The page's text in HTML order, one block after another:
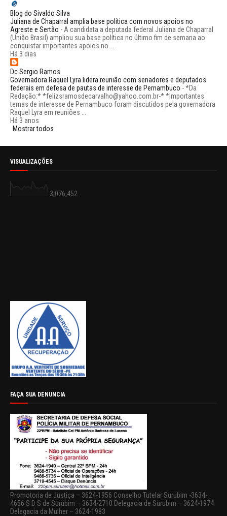
Blog do Sivaldo Silva
Juliana de Chaparral amplia base política com novos apoios no
Agreste e Sertão - A candidata a deputada federal Juliana de Chaparral
(União Brasil) ampliou sua base política no último fim de semana ao
conquistar importantes apoios no ...
Há 3 dias
Dc Sergio Ramos
Governadora Raquel Lyra lidera reunião com senadores e deputados
federais em defesa de pautas de interesse de Pernambuco -*Da
Redação:* *felizsramosdecarvalho@yahoo.com.br-* *Importantes
temas de interesse de Pernambuco foram discutidos pela governadora
Raquel Lyra em reuniões ...
Há 3 anos
Mostrar todos
VISUALIZAÇÕES
3,076,452
FAÇA SUA DENUNCIA
Promotoria de Justiça – 3624-1956 Conselho Tutelar Surubim -3634-
4656 S D S de Surubim – 3634-2710 Delegacia de Surubim – 3624-1974
Delegacia da Mulher – 3624-1983